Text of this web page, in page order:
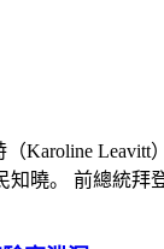
（Karoline
曉。 前總統